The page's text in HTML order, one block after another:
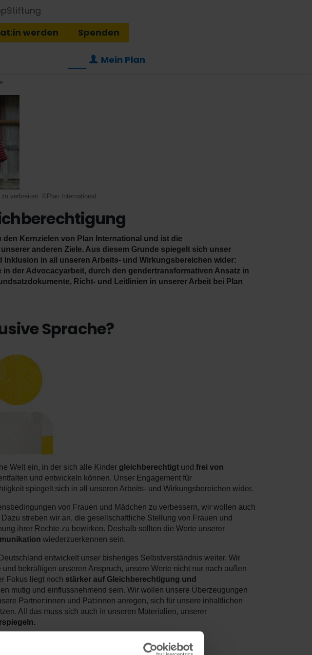
Mein Plan
werden Spenden
Stiftung
verbreiten. ©Plan International
Kernzielen von Plan International und ist die
anderen Ziele. Aus diesem Grunde spiegelt sich unser
Inklusion in all unseren Arbeits- und Wirkungsbereichen wider:
in der Advocacyarbeit, durch den gendertransformativen Ansatz in
Richt- und Leitlinien in unserer Arbeit bei Plan
Sprache?
Welt ein, in der sich alle Kinder gleichberechtigt und frei von
und entwickeln können. Unser Engagement für
spiegelt sich in all unseren Arbeits- und Wirkungsbereichen wider.
von Frauen und Mädchen zu verbessern, wir wollen auch
Dazu streben wir an, die gesellschaftliche Stellung von Frauen und
ihrer Rechte zu bewirken. Deshalb sollten die Werte unserer
wiederzuerkennen sein.
entwickelt unser bisheriges Selbstverständnis weiter. Wir
und bekräftigen unseren Anspruch, unsere Werte nicht nur nach außen
Fokus liegt noch stärker auf Gleichberechtigung und
mutig und einflussnehmend sein. Wir wollen unsere Überzeugungen
Partner:innen und Pat:innen anregen, sich für unsere inhaltlichen
All das muss sich auch in unseren Materialien, unserer